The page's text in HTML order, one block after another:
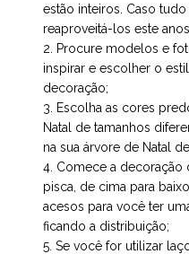
estão inteiros. Caso
reaproveitá-los este
Procure modelos e
inspirar e escolher o
decoração;
Escolha as cores
Natal de tamanhos
na sua árvore de Natal
Comece a decoração
pisca, de cima para
acesos para você ter
ficando a distribuição;
Se você for utilizar